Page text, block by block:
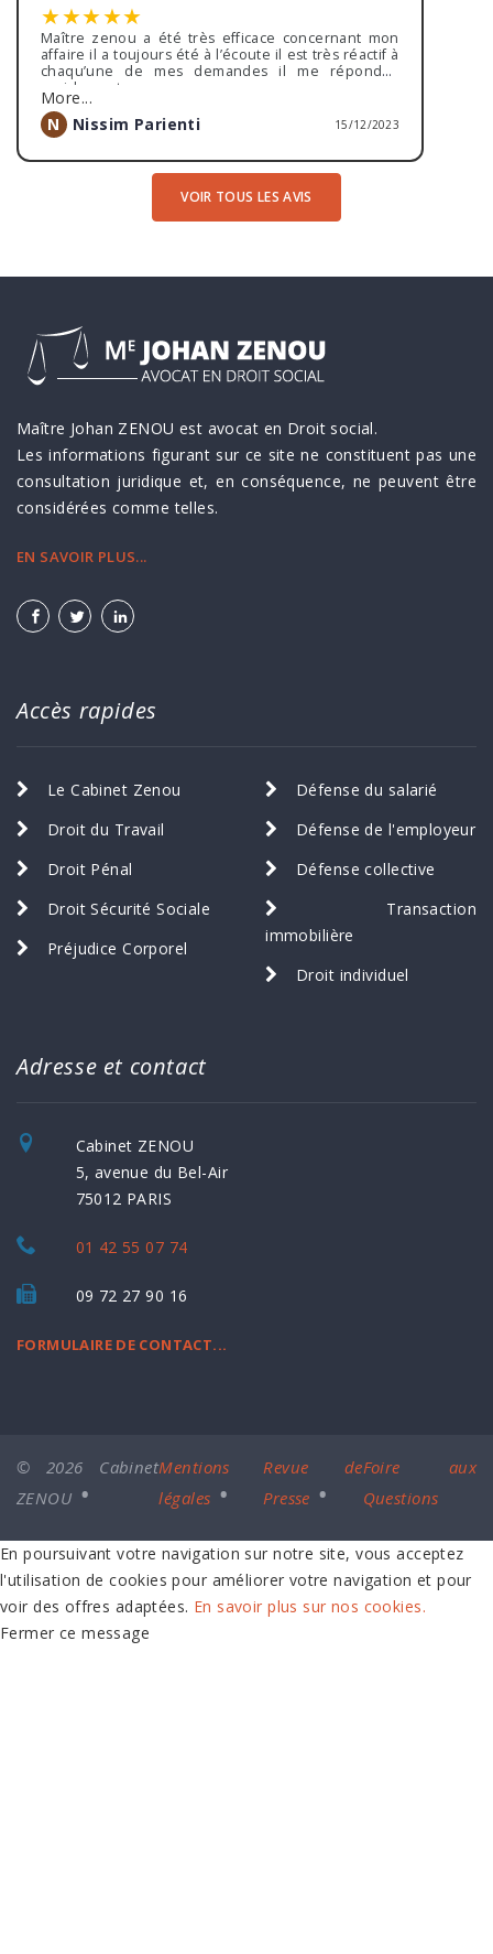
★★★★★
Maître zenou a été très efficace concernant mon
affaire il a toujours été à l’écoute il est très réactif à
chaqu’une de mes demandes il me répondait
rapidement.
Grâce à ces compétences j ai obtenu satisfaction
lors de mon procès
More...
N
Nissim Parienti 15/12/2023
VOIR TOUS LES AVIS
Maître Johan ZENOU est avocat en Droit social.
Les informations figurant sur ce site ne constituent pas une
consultation juridique et, en conséquence, ne peuvent être
considérées comme telles.
EN SAVOIR PLUS...
Accès rapides
Le Cabinet Zenou
Droit du Travail
Droit Pénal
Droit Sécurité Sociale
Préjudice Corporel
Défense du salarié
Défense de l'employeur
Défense collective
Transaction
immobilière
Droit individuel
Adresse et contact
Cabinet ZENOU
5, avenue du Bel-Air
75012 PARIS
01 42 55 07 74
09 72 27 90 16
FORMULAIRE DE CONTACT...
© 2026 Cabinet
ZENOU
Mentions
légales
Revue de
Presse
Foire aux
Questions
En poursuivant votre navigation sur notre site, vous acceptez
l'utilisation de cookies pour améliorer votre navigation et pour
voir des offres adaptées. En savoir plus sur nos cookies.
Fermer ce message